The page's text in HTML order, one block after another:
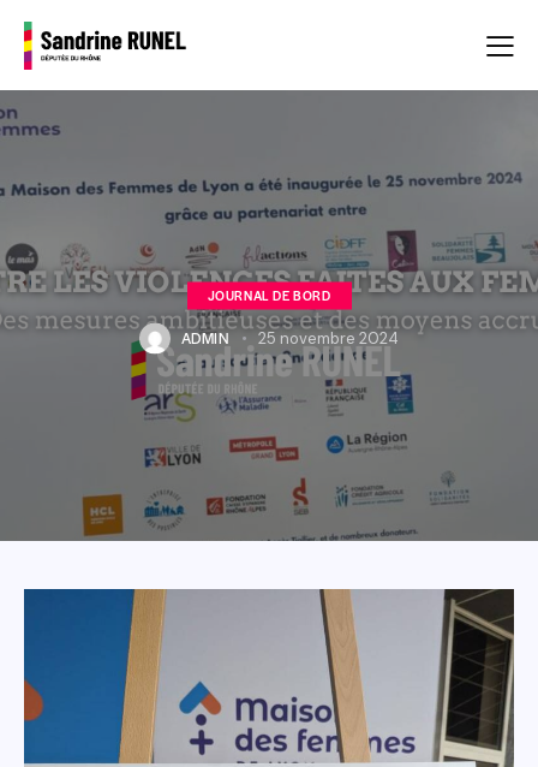
JOURNAL DE BORD
ADMIN 25 novembre 2024